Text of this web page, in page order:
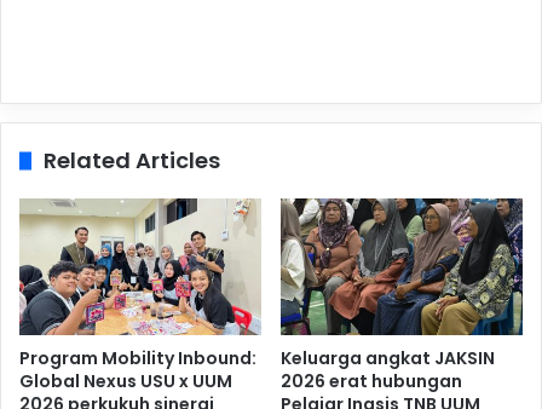
Related Articles
Program Mobility Inbound:
Global Nexus USU x UUM
2026 perkukuh sinergi
Keluarga angkat JAKSIN
2026 erat hubungan
Pelajar Inasis TNB UUM